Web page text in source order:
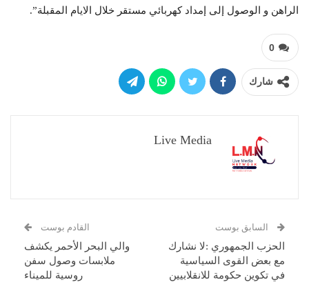
الراهن و الوصول إلى إمداد كهربائي مستقر خلال الايام المقبلة”.
0
شارك
Live Media
السابق بوست
الحزب الجمهوري :لا نشارك
مع بعض القوى السياسية
في تكوين حكومة للانقلابيين
القادم بوست
والي البحر الأحمر يكشف
ملابسات وصول سفن
روسية للميناء